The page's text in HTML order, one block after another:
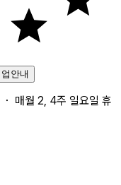
안내
매월 2, 4주 일요일 휴